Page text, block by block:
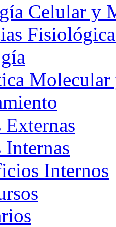
Celular y
Externas
Internas
Internos